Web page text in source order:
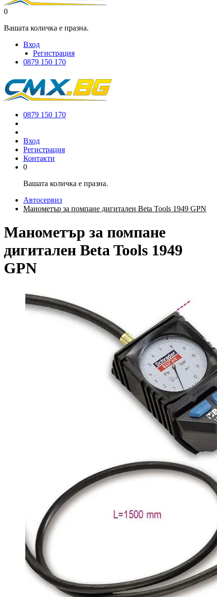
0
Вашата количка е празна.
Вход
Регистрация
0879 150 170
0879 150 170
Вход
Регистрация
Контакти
0
Вашата количка е празна.
Автосервиз
Манометър за помпане дигитален Beta Tools 1949 GPN
Манометър за помпане
дигитален Beta Tools 1949
GPN